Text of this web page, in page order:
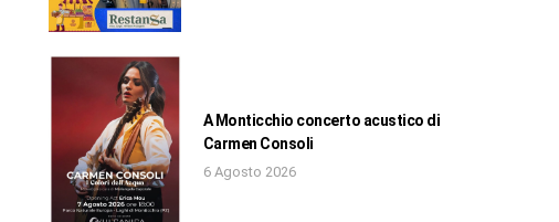
A Monticchio concerto acustico di
Carmen Consoli
6 Agosto 2026